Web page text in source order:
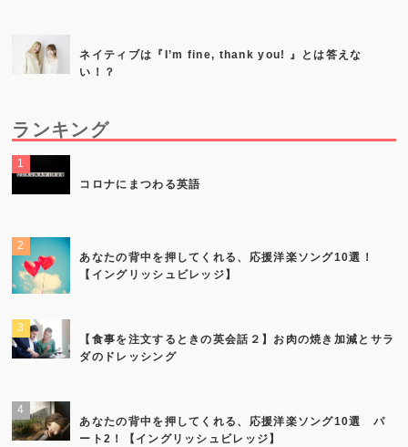
ネイティブは『I’m fine, thank you! 』とは答えな
い！？
ランキング
コロナにまつわる英語
あなたの背中を押してくれる、応援洋楽ソング10選！
【イングリッシュビレッジ】
【食事を注文するときの英会話２】お肉の焼き加減とサラ
ダのドレッシング
あなたの背中を押してくれる、応援洋楽ソング10選 パ
ート2！【イングリッシュビレッジ】